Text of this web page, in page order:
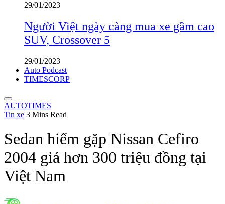
29/01/2023
Người Việt ngày càng mua xe gầm cao
SUV, Crossover 5
29/01/2023
Auto Podcast
TIMESCORP
AUTOTIMES
Tin xe 3 Mins Read
Sedan hiếm gặp Nissan Cefiro
2004 giá hơn 300 triệu đồng tại
Việt Nam